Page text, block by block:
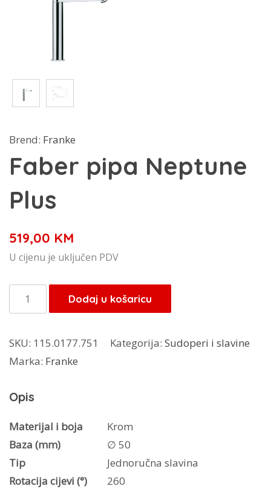
Brend: Franke
Faber pipa Neptune
Plus
519,00 KM
U cijenu je uključen PDV
Faber
pipa
Plus
količina
Dodaj u košaricu
SKU: 115.0177.751 Kategorija: Sudoperi i slavine
Marka: Franke
Opis
Materijal i boja
Krom
Baza (mm)
∅ 50
Tip
Jednoručna slavina
Rotacija cijevi (°)
260